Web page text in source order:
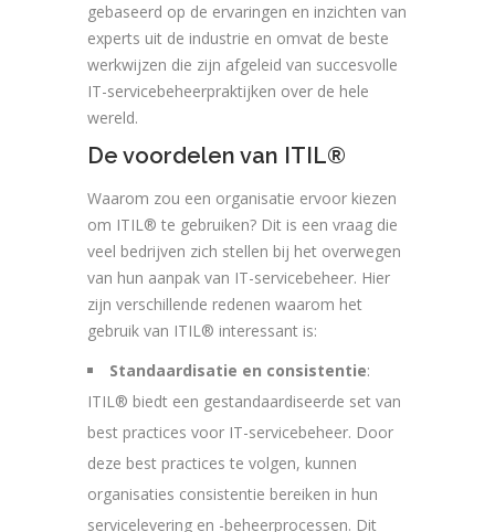
gebaseerd op de ervaringen en inzichten van
experts uit de industrie en omvat de beste
werkwijzen die zijn afgeleid van succesvolle
IT-servicebeheerpraktijken over de hele
wereld.
De voordelen van ITIL®
Waarom zou een organisatie ervoor kiezen
om ITIL® te gebruiken? Dit is een vraag die
veel bedrijven zich stellen bij het overwegen
van hun aanpak van IT-servicebeheer. Hier
zijn verschillende redenen waarom het
gebruik van ITIL® interessant is:
Standaardisatie en consistentie:
ITIL® biedt een gestandaardiseerde set van
best practices voor IT-servicebeheer. Door
deze best practices te volgen, kunnen
organisaties consistentie bereiken in hun
servicelevering en -beheerprocessen. Dit